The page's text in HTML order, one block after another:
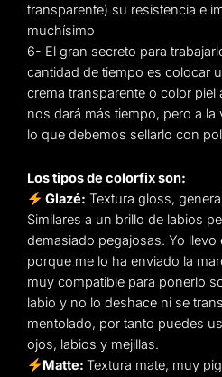
transparente) su resistencia e
muchísimo
6- El gran secreto para
cantidad de tiempo es colocar
crema transparente o color piel
nos dará más tiempo, pero a
lo que debemos sellarlo con
Los tipos de colorfix son:
Glazé: Textura gloss,
Similares a un brillo de labios
demasiado pegajosas. Yo llevo
porque me lo ha enviado la
muy compatible para ponerlo
labio y no lo deshace ni se
mentolado, por tanto puedes
ojos, labios y mejillas.
Matte: Textura mate, muy